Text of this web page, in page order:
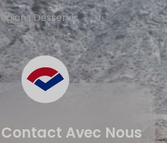
Desservis
Contact Avec Nous